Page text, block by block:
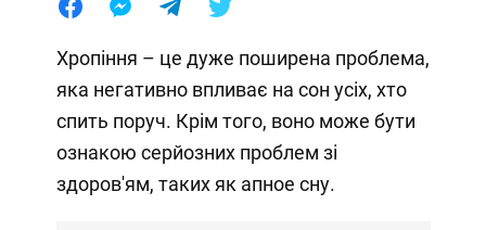
Хропіння – це дуже поширена проблема,
яка негативно впливає на сон усіх, хто
спить поруч. Крім того, воно може бути
ознакою серйозних проблем зі
здоров'ям, таких як апное сну.